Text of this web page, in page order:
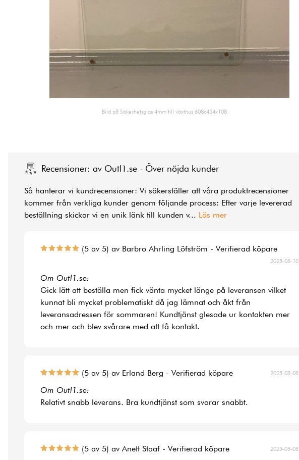
Bild på Säkerhetsglas 4mm till växthus 608x454x108
Recensioner: av Outl1.se - Över nöjda kunder
Så hanterar vi kundrecensioner: Vi säkerställer att våra produktrecensioner
kommer från verkliga kunder genom följande process: Efter varje levererad
beställning skickar vi en unik länk till kunden v... Läs mer
(5 av 5) av Barbro Ahrling Löfström - Verifierad köpare
2025-08-10
Om Outl1.se:
Gick lätt att beställa men fick vänta mycket länge på leveransen vilket
kunnat bli mycket problematiskt då jag lämnat och åkt från
leveransadressen för sommaren! Kundtjänst glesade ur kontakten mer
och mer och blev svårare med att få kontakt.
(5 av 5) av Erland Berg - Verifierad köpare 2025-08-08
Om Outl1.se:
Relativt snabb leverans. Bra kundtjänst som svarar snabbt.
(5 av 5) av Anett Staaf - Verifierad köpare 2025-08-08